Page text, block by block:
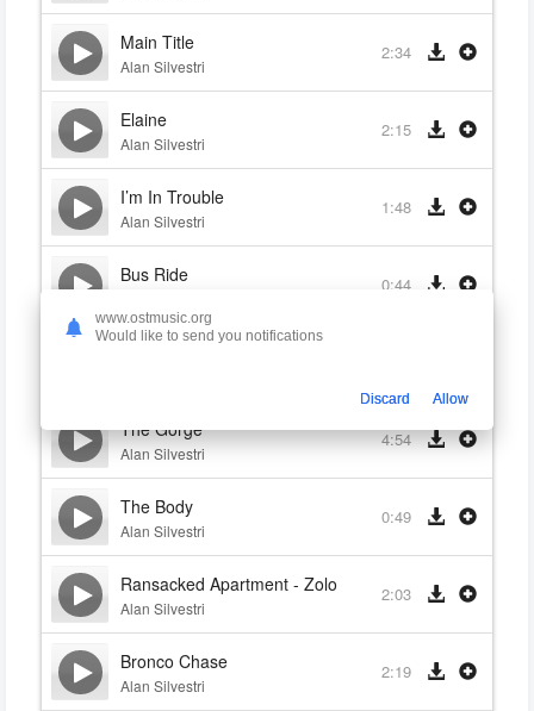
Main Title
Alan Silvestri
2:34
Elaine
Alan Silvestri
2:15
I’m In Trouble
Alan Silvestri
1:48
Bus Ride 0:44
The Gorge
Alan Silvestri
4:54
The Body
Alan Silvestri
0:49
Ransacked Apartment - Zolo
Alan Silvestri
2:03
Bronco Chase
Alan Silvestri
2:19
www.ostmusic.org
Would like to send you notifications
Discard Allow